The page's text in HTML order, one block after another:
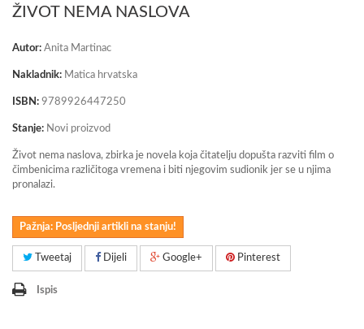
ŽIVOT NEMA NASLOVA
Autor: Anita Martinac
Nakladnik: Matica hrvatska
ISBN: 9789926447250
Stanje: Novi proizvod
Život nema naslova, zbirka je novela koja čitatelju dopušta razviti film o
čimbenicima različitoga vremena i biti njegovim sudionik jer se u njima
pronalazi.
Pažnja: Posljednji artikli na stanju!
Tweetaj Dijeli Google+ Pinterest
Ispis